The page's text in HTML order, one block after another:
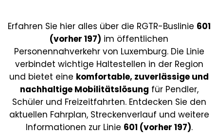
Erfahren Sie hier alles über die RGTR-Buslinie 601
(vorher 197) im öffentlichen
Personennahverkehr von Luxemburg. Die Linie
verbindet wichtige Haltestellen in der Region
und bietet eine komfortable, zuverlässige und
nachhaltige Mobilitätslösung für Pendler,
Schüler und Freizeitfahrten. Entdecken Sie den
aktuellen Fahrplan, Streckenverlauf und weitere
Informationen zur Linie 601 (vorher 197).